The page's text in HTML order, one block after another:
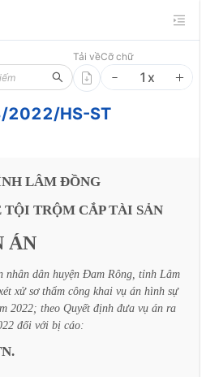
Tải vềCỡ chữ
1 x
2022/HS-ST
LÂM ĐỒNG
TỘI TRỘM CẮP TÀI SẢN
ÁN
nhân dân huyện Đam Rông, tỉnh Lâm
xử sơ thẩm công khai vụ án hình sự
2022; theo Quyết định đưa vụ án ra
đối với bị cáo: